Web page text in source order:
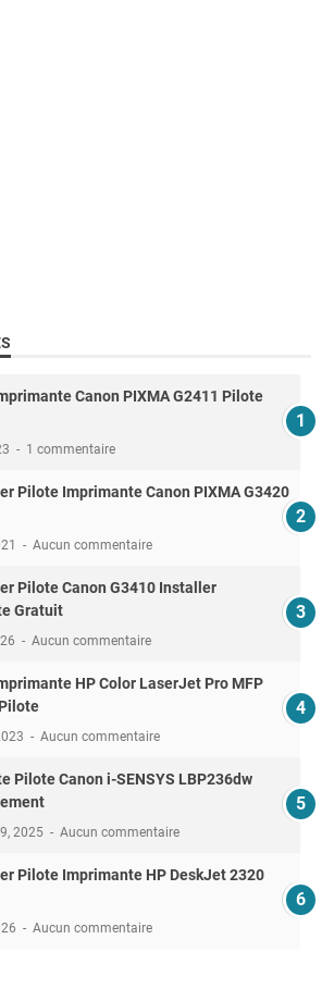
Canon PIXMA G2411 Pilote
1 commentaire
Pilote Imprimante Canon PIXMA G3420
Aucun commentaire
Pilote Canon G3410 Installer
Gratuit
Aucun commentaire
HP Color LaserJet Pro MFP
Aucun commentaire
Pilote Canon i-SENSYS LBP236dw
2025 Aucun commentaire
Pilote Imprimante HP DeskJet 2320
Aucun commentaire